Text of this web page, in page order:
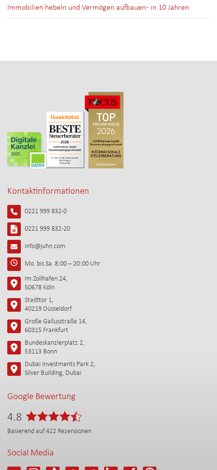
Immobilien hebeln und Vermögen aufbauen - in 10 Jahren
Kontaktinformationen
0221 999 832-0
0221 999 832-20
info@juhn.com
Mo. bis Sa. 8:00 – 20:00 Uhr
Im Zollhafen 24,
50678 Köln
Stadttor 1,
40219 Düsseldorf
Große Gallusstraße 14,
60315 Frankfurt
Bundeskanzlerplatz 2,
53113 Bonn
Dubai Investments Park 2,
Silver Building, Dubai
Google Bewertung
4.8
Basierend auf 422 Rezensionen
Social Media